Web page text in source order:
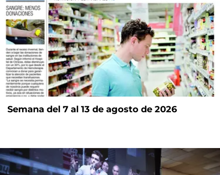
Semana del 7 al 13 de agosto de 2026